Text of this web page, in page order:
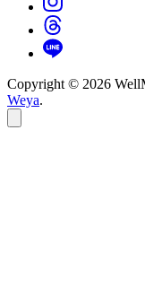
Copyright © 2026
Weya.